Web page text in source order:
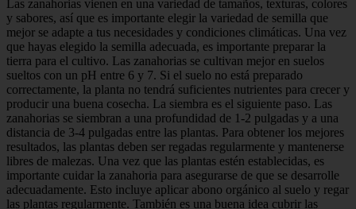
Las zanahorias vienen en una variedad de tamaños, texturas, colores
y sabores, así que es importante elegir la variedad de semilla que
mejor se adapte a tus necesidades y condiciones climáticas. Una vez
que hayas elegido la semilla adecuada, es importante preparar la
tierra para el cultivo. Las zanahorias se cultivan mejor en suelos
sueltos con un pH entre 6 y 7. Si el suelo no está preparado
correctamente, la planta no tendrá suficientes nutrientes para crecer y
producir una buena cosecha. La siembra es el siguiente paso. Las
zanahorias se siembran a una profundidad de 1-2 pulgadas y a una
distancia de 3-4 pulgadas entre las plantas. Para obtener los mejores
resultados, las plantas deben ser regadas regularmente y mantenerse
libres de malezas. Una vez que las plantas estén establecidas, es
importante cuidar la zanahoria para asegurarse de que se desarrolle
adecuadamente. Esto incluye aplicar abono orgánico al suelo y regar
las plantas regularmente. También es una buena idea cubrir las